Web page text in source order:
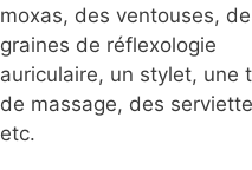
moxas, des ventouses,
graines de réflexologie
auriculaire, un stylet, une
de massage, des
etc.